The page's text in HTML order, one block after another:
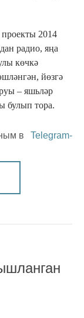
2014
радио, яңа
көчкә
йөзгә
– яшьләр
булып тора.
в
Telegram-